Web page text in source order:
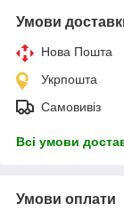
Умови
Нова Пошта
Укрпошта
Самовивіз
Всі умови
Умови оплати